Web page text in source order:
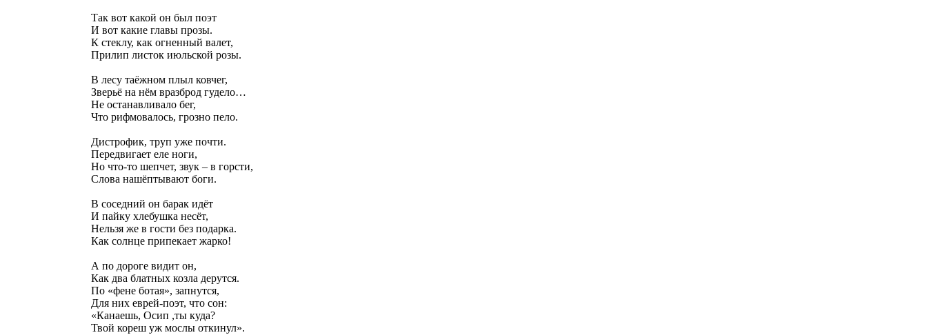
Так вот какой он был поэт
И вот какие главы прозы.
К стеклу, как огненный валет,
Прилип листок июльской розы.
В лесу таёжном плыл ковчег,
Зверьё на нём вразброд гудело…
Не останавливало бег,
Что рифмовалось, грозно пело.
Дистрофик, труп уже почти.
Передвигает еле ноги,
Но что-то шепчет, звук – в горсти,
Слова нашёптывают боги.
В соседний он барак идёт
И пайку хлебушка несёт,
Нельзя же в гости без подарка.
Как солнце припекает жарко!
А по дороге видит он,
Как два блатных козла дерутся.
По «фене ботая», запнутся,
Для них еврей-поэт, что сон:
«Канаешь, Осип ,ты куда?
Твой кореш уж мослы откинул».